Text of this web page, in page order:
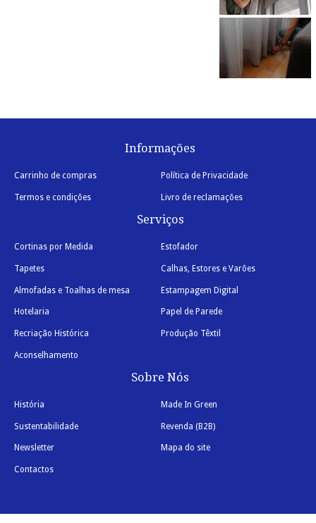
Informações
Carrinho de compras Política de Privacidade
Termos e condições Livro de reclamações
Serviços
Cortinas por Medida Estofador
Tapetes Calhas, Estores e Varões
Almofadas e Toalhas de mesa Estampagem Digital
Hotelaria Papel de Parede
Recriação Histórica Produção Têxtil
Aconselhamento
Sobre Nós
História Made In Green
Sustentabilidade Revenda (B2B)
Newsletter Mapa do site
Contactos